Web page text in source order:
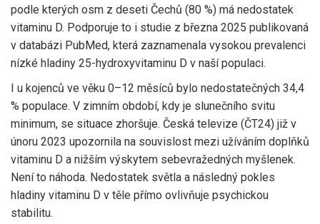
podle kterých osm z deseti Čechů (80 %) má nedostatek
vitaminu D. Podporuje to i studie z března 2025 publikovaná
v databázi PubMed, která zaznamenala vysokou prevalenci
nízké hladiny 25-hydroxyvitaminu D v naší populaci.
I u kojenců ve věku 0–12 měsíců bylo nedostatečných 34,4
% populace. V zimním období, kdy je slunečního svitu
minimum, se situace zhoršuje. Česká televize (ČT24) již v
únoru 2023 upozornila na souvislost mezi užíváním doplňků
vitaminu D a nižším výskytem sebevražedných myšlenek.
Není to náhoda. Nedostatek světla a následný pokles
hladiny vitaminu D v těle přímo ovlivňuje psychickou
stabilitu.